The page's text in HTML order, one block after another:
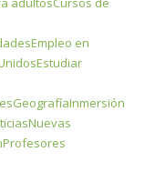
Empleo en
Estudiar
GeografíaInmersión
Nuevas
Profesores